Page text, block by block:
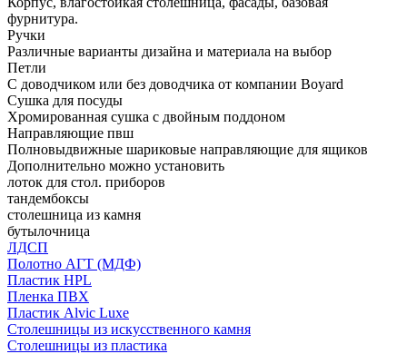
фурнитура.
Ручки
Различные варианты дизайна и материала на выбор
Петли
С доводчиком или без доводчика от компании Boyard
Сушка для посуды
Хромированная сушка с двойным поддоном
Направляющие пвш
Полновыдвижные шариковые направляющие для ящиков
Дополнительно можно установить
лоток для стол. приборов
тандембоксы
столешница из камня
бутылочница
ЛДСП
Полотно АГТ (МДФ)
Пластик HPL
Пленка ПВХ
Пластик Alvic Luxe
Столешницы из искусственного камня
Столешницы из пластика